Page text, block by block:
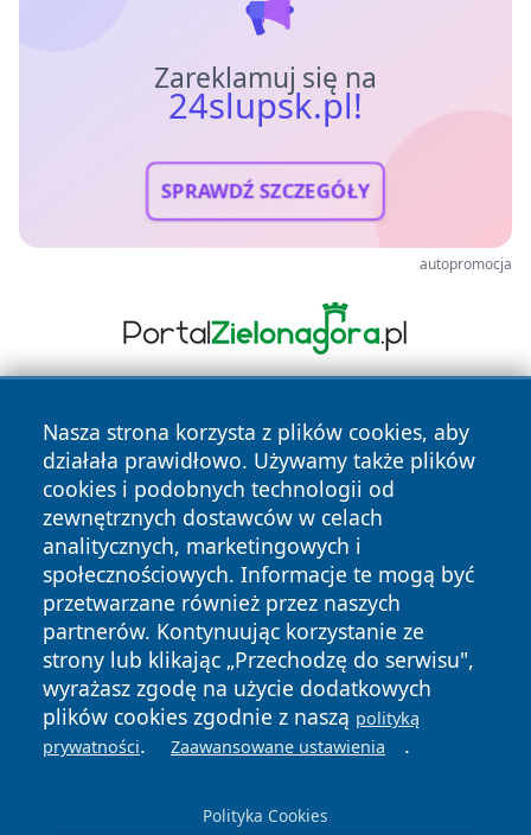
Zareklamuj się na
24slupsk.pl!
SPRAWDŹ SZCZEGÓŁY
autopromocja
Nasza strona korzysta z plików cookies, aby
działała prawidłowo. Używamy także plików
cookies i podobnych technologii od
zewnętrznych dostawców w celach
analitycznych, marketingowych i
społecznościowych. Informacje te mogą być
przetwarzane również przez naszych
partnerów. Kontynuując korzystanie ze
strony lub klikając „Przechodzę do serwisu",
wyrażasz zgodę na użycie dodatkowych
plików cookies zgodnie z naszą polityką
prywatności. Zaawansowane ustawienia .
Polityka Cookies
Copyright © 2026 24slupsk.pl Wszystkie prawa zastrzeżone.
News Autorzy
Polityka
Prywatności
Polityka
Cookies